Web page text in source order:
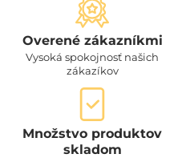
Overené zákazníkmi
Vysoká spokojnosť našich
zákazíkov
Množstvo produktov
skladom